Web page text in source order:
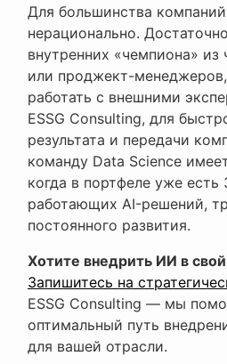
Для большинства компаний
нерационально.
внутренних «чемпиона» из
или проджект-
работать с внешними
ESSG Consulting, для
результата и передачи
команду Data Science
когда в портфеле уже
работающих AI-решений,
постоянного развития.
Хотите внедрить ИИ в
Запишитесь на
ESSG Consulting — мы
оптимальный путь
для вашей отрасли.